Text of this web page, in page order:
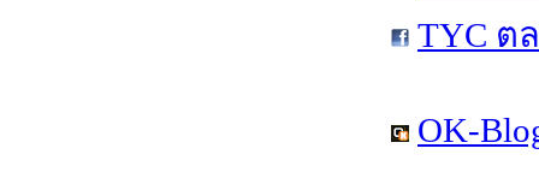
TYC ต
OK-